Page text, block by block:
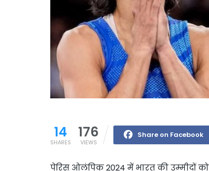
14
SHARES
176
VIEWS
Share on Facebook
पेर‍िस ओलंप‍िक 2024 में भारत की उम्मीदों